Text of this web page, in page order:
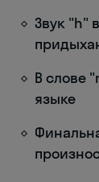
Звук "h"
В слове
языке